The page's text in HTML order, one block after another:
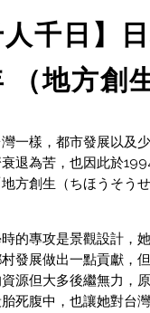
人千日】
（地方創
一樣，都市發展以及
退為苦，也因此於
方創生（ちほうそう
的專攻是景觀設計，
發展做出一點貢獻，
源但大多後繼無力，
死腹中，也讓她對台